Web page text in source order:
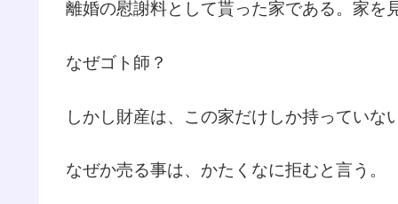
離婚の慰謝料として貰った家である。家を
なぜゴト師？
しかし財産は、この家だけしか持っていない
なぜか売る事は、かたくなに拒むと言う。